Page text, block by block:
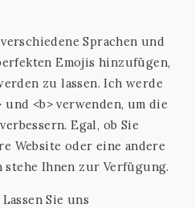
Sprachen und
Emojis hinzufügen,
zu lassen. Ich werde
<b> verwenden, um die
Egal, ob Sie
Website oder eine andere
Ihnen zur Verfügung.
Sie uns